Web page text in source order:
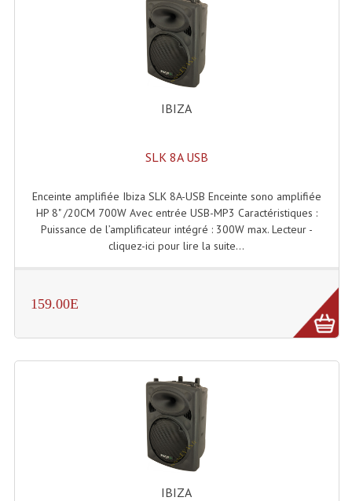
Effets LASERS
Laser Multi-Points
Lasers (Effets Volumetriques)
Effets Lumineux À Leds
Effets Lumineux, Effets Disco
Electronique Commande Light
Dispatches
Filtres Et Divers
Flexibles Lumineux Leds
IBIZA
SLK 8A USB
Enceinte amplifiée Ibiza SLK 8A-USB Enceinte sono amplifiée
HP 8" /20CM 700W Avec entrée USB-MP3 Caractéristiques :
Puissance de l’amplificateur intégré : 300W max. Lecteur -
cliquez-ici pour lire la suite...
159.00E
IBIZA